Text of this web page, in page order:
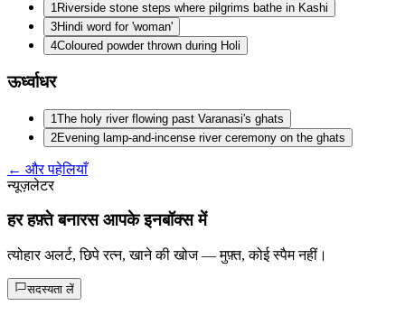
1Riverside stone steps where pilgrims bathe in Kashi
3Hindi word for 'woman'
4Coloured powder thrown during Holi
ऊर्ध्वाधर
1The holy river flowing past Varanasi's ghats
2Evening lamp-and-incense river ceremony on the ghats
← और पहेलियाँ
न्यूज़लेटर
हर हफ़्ते बनारस आपके इनबॉक्स में
त्योहार अलर्ट, छिपे रत्न, खाने की खोज — मुफ़्त, कोई स्पैम नहीं।
सदस्यता लें